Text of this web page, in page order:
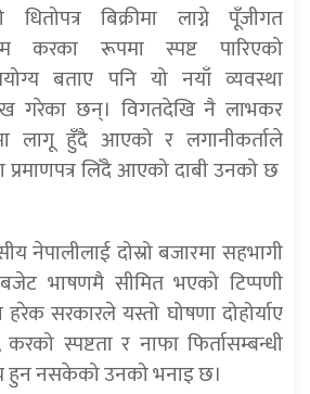
बिक्रीमा लाग्ने पूँजीगत
करका रूपमा स्पष्ट पारिएको
बताए पनि यो नयाँ व्यवस्था
गरेका छन्। विगतदेखि नै लाभकर
लागू हुँदै आएको र लगानीकर्ताले
लिँदै आएको दाबी उनको छ
नेपालीलाई दोस्रो बजारमा सहभागी
भाषणमै सीमित भएको टिप्पणी
सरकारले यस्तो घोषणा दोहोर्याए
करको स्पष्टता र नाफा फिर्तासम्बन्धी
हुन नसकेको उनको भनाइ छ।